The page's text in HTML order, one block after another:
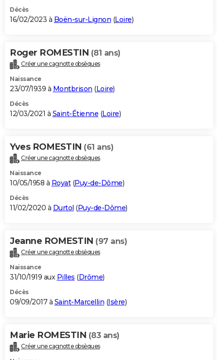
Décès
16/02/2023 à Boën-sur-Lignon (Loire)
Roger ROMESTIN (81 ans)
Créer une cagnotte obsèques
Naissance
23/07/1939 à Montbrison (Loire)
Décès
12/03/2021 à Saint-Étienne (Loire)
Yves ROMESTIN (61 ans)
Créer une cagnotte obsèques
Naissance
10/05/1958 à Royat(Puy-de-Dôme)
Décès
11/02/2020 à Durtol (Puy-de-Dôme)
Jeanne ROMESTIN (97 ans)
Créer une cagnotte obsèques
Naissance
31/10/1919 aux Pilles (Drôme)
Décès
09/09/2017 à Saint-Marcellin (Isère)
Marie ROMESTIN (83 ans)
Créer une cagnotte obsèques